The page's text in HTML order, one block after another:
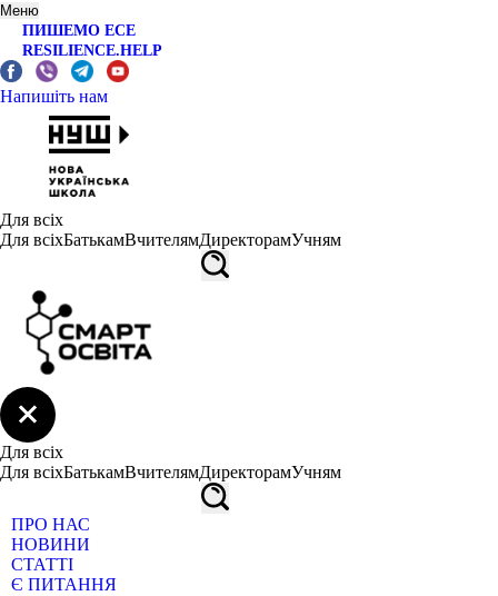
Меню
ПИШЕМО ЕСЕ
RESILIENCE.HELP
Напишіть нам
Для всіх
Для всіхБатькамВчителямДиректорамУчням
Для всіх
Для всіхБатькамВчителямДиректорамУчням
ПРО НАС
НОВИНИ
СТАТТІ
Є ПИТАННЯ